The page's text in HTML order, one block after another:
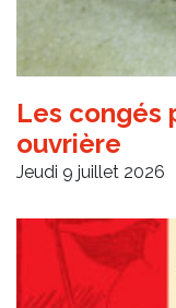
Les congés
ouvrière
Jeudi 9 juillet 2026